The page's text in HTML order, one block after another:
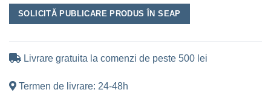
SOLICITĂ PUBLICARE PRODUS ÎN SEAP
Livrare gratuita la comenzi de peste 500 lei
Termen de livrare: 24-48h